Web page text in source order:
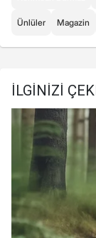
Ünlüler Magazin